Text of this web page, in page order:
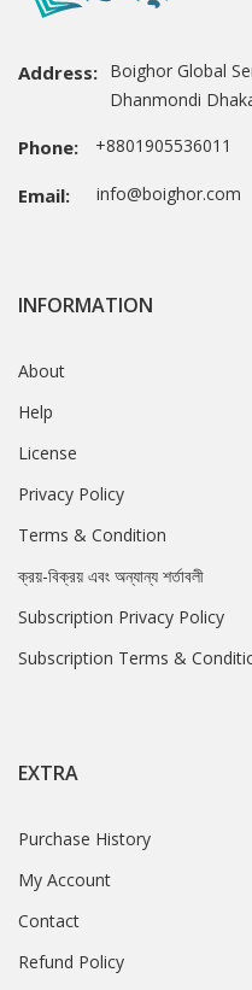
Address: Boighor Global
Dhanmondi
Phone: +8801905536011
Email: info@boighor.com
INFORMATION
About
Help
License
Privacy Policy
Terms & Condition
ক্রয়-বিক্রয় এবং অন্যান্য শর্তাবলী
Subscription Privacy Policy
Subscription Terms &
EXTRA
Purchase History
My Account
Contact
Refund Policy